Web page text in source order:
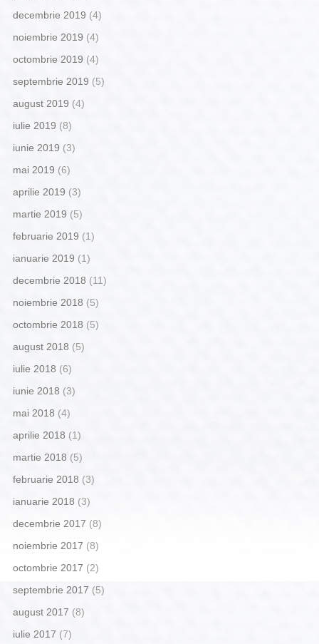
decembrie 2019 (4)
noiembrie 2019 (4)
octombrie 2019 (4)
septembrie 2019 (5)
august 2019 (4)
iulie 2019 (8)
iunie 2019 (3)
mai 2019 (6)
aprilie 2019 (3)
martie 2019 (5)
februarie 2019 (1)
ianuarie 2019 (1)
decembrie 2018 (11)
noiembrie 2018 (5)
octombrie 2018 (5)
august 2018 (5)
iulie 2018 (6)
iunie 2018 (3)
mai 2018 (4)
aprilie 2018 (1)
martie 2018 (5)
februarie 2018 (3)
ianuarie 2018 (3)
decembrie 2017 (8)
noiembrie 2017 (8)
octombrie 2017 (2)
septembrie 2017 (5)
august 2017 (8)
iulie 2017 (7)